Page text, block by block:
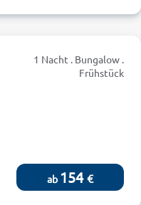
1 Nacht . Bungalow .
Frühstück
ab 154 €